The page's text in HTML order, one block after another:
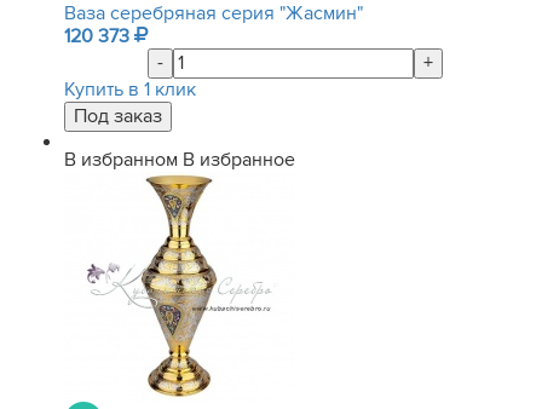
Ваза серебряная серия "Жасмин"
120 373
-
+
Купить в 1 клик
В избранном В избранное